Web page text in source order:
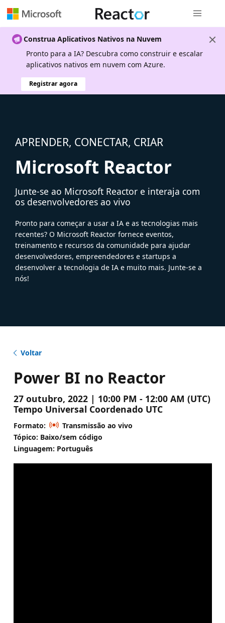
Construa Aplicativos Nativos na Nuvem
Pronto para a IA? Descubra como construir e escalar
aplicativos nativos em nuvem com Azure.
Registrar agora
APRENDER, CONECTAR, CRIAR
Microsoft Reactor
Junte-se ao Microsoft Reactor e interaja com
os desenvolvedores ao vivo
Pronto para começar a usar a IA e as tecnologias mais
recentes? O Microsoft Reactor fornece eventos,
treinamento e recursos da comunidade para ajudar
desenvolvedores, empreendedores e startups a
desenvolver a tecnologia de IA e muito mais. Junte-se a
nós!
Voltar
Power BI no Reactor
27 outubro, 2022 | 10:00 PM - 12:00 AM (UTC)
Tempo Universal Coordenado UTC
Formato:
Transmissão ao vivo
Tópico: Baixo/sem código
Linguagem: Português